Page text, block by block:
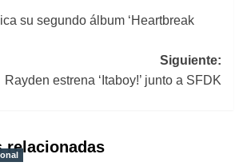
su segundo álbum ‘Heartbreak
Siguiente:
Rayden estrena ‘Itaboy!’ junto a SFDK
relacionadas